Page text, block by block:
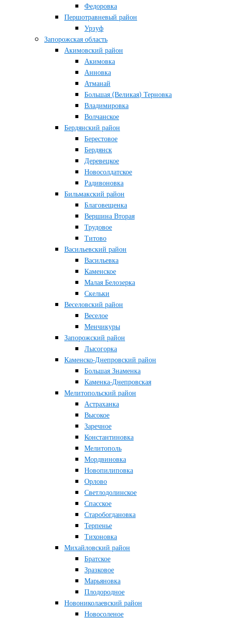
Федоровка
Першотравневый район
Урзуф
Запорожская область
Акимовский район
Акимовка
Анновка
Атманай
Большая (Великая) Терновка
Владимировка
Волчанское
Бердянский район
Берестовое
Бердянск
Деревецкое
Новосолдатское
Радивоновка
Бильмакский район
Благовещенка
Вершина Вторая
Трудовое
Титово
Васильевский район
Васильевка
Каменское
Малая Белозерка
Скельки
Веселовский район
Веселое
Менчикуры
Запорожский район
Лысогорка
Каменско-Днепровский район
Большая Знаменка
Каменка-Днепровская
Мелитопольский район
Астраханка
Высокое
Заречное
Константиновка
Мелитополь
Мордвиновка
Новопилиповка
Орлово
Светлодолинское
Спасское
Старобогдановка
Терпенье
Тихоновка
Михайловский район
Братское
Зразковое
Марьяновка
Плодородное
Новониколаевский район
Новосоленое